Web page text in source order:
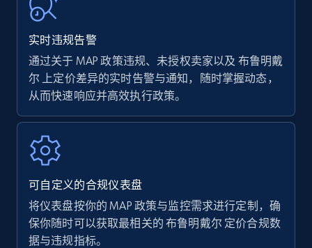
Specifications, Image urls, Top reviews, and
more.
5.6K+ 875+ 立即开始
using specific category URL
URL, Final price, Sku, Currency, Gtin,
Specifications, Image urls, Top reviews, and
more.
5.6K+
实时违规告警
通过关于 MAP 政策违规、未授权卖家以及 布鲁明戴
尔 上定价差异的实时告警与通知，随时掌握动态，
从而快速响应并高效执行政策。
可自定义的合规仪表盘
将仪表盘按你的 MAP 政策与监控需求进行定制，确
保你随时可以获取最相关的 布鲁明戴尔 定价合规数
据与违规指标。